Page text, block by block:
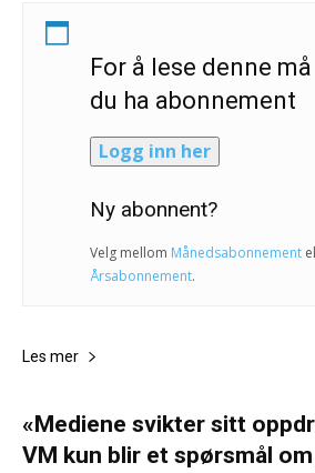
For å lese denne må
du ha abonnement
Logg inn her
Ny abonnent?
Velg mellom Månedsabonnement
Årsabonnement.
Les mer
«Mediene svikter sitt
VM kun blir et spørsmål